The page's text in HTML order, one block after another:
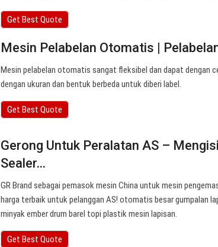
Get Best Quote
Mesin Pelabelan Otomatis |
Mesin pelabelan otomatis sangat fleksibel dan dapat dengan
dengan ukuran dan bentuk berbeda untuk diberi label.
Get Best Quote
Gerong Untuk Peralatan AS –
Sealer…
GR Brand sebagai pemasok mesin China untuk mesin
harga terbaik untuk pelanggan AS! otomatis besar gumpalan
minyak ember drum barel topi plastik mesin lapisan.
Get Best Quote